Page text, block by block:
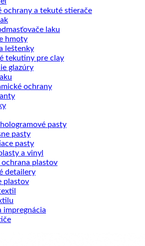
ochrany a tekuté stierače
laku
hmoty
leštenky
tekutiny pre clay
glazúry
ochrany
pasty
pasty
pasty
a vinyl
ochrana plastov
detailery
plastov
impregnácia